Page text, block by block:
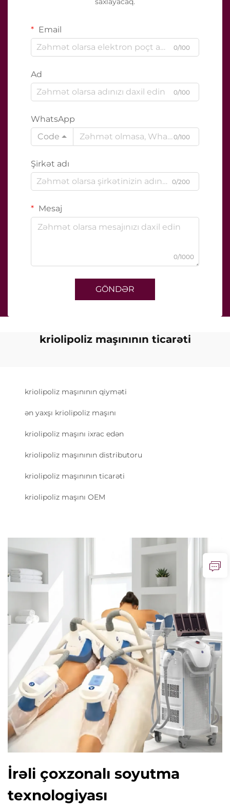
Email
0/100
Ad
0/100
WhatsApp
Code
0/100
Şirkət adı
0/200
Mesaj
0/1000
GÖNDƏR
kriolipoliz maşınının ticarəti
kriolipoliz maşınının qiyməti
ən yaxşı kriolipoliz maşını
kriolipoliz maşını ixrac edən
kriolipoliz maşınının distributoru
kriolipoliz maşınının ticarəti
kriolipoliz maşını OEM
İrəli çoxzonalı soyutma
texnologiyası